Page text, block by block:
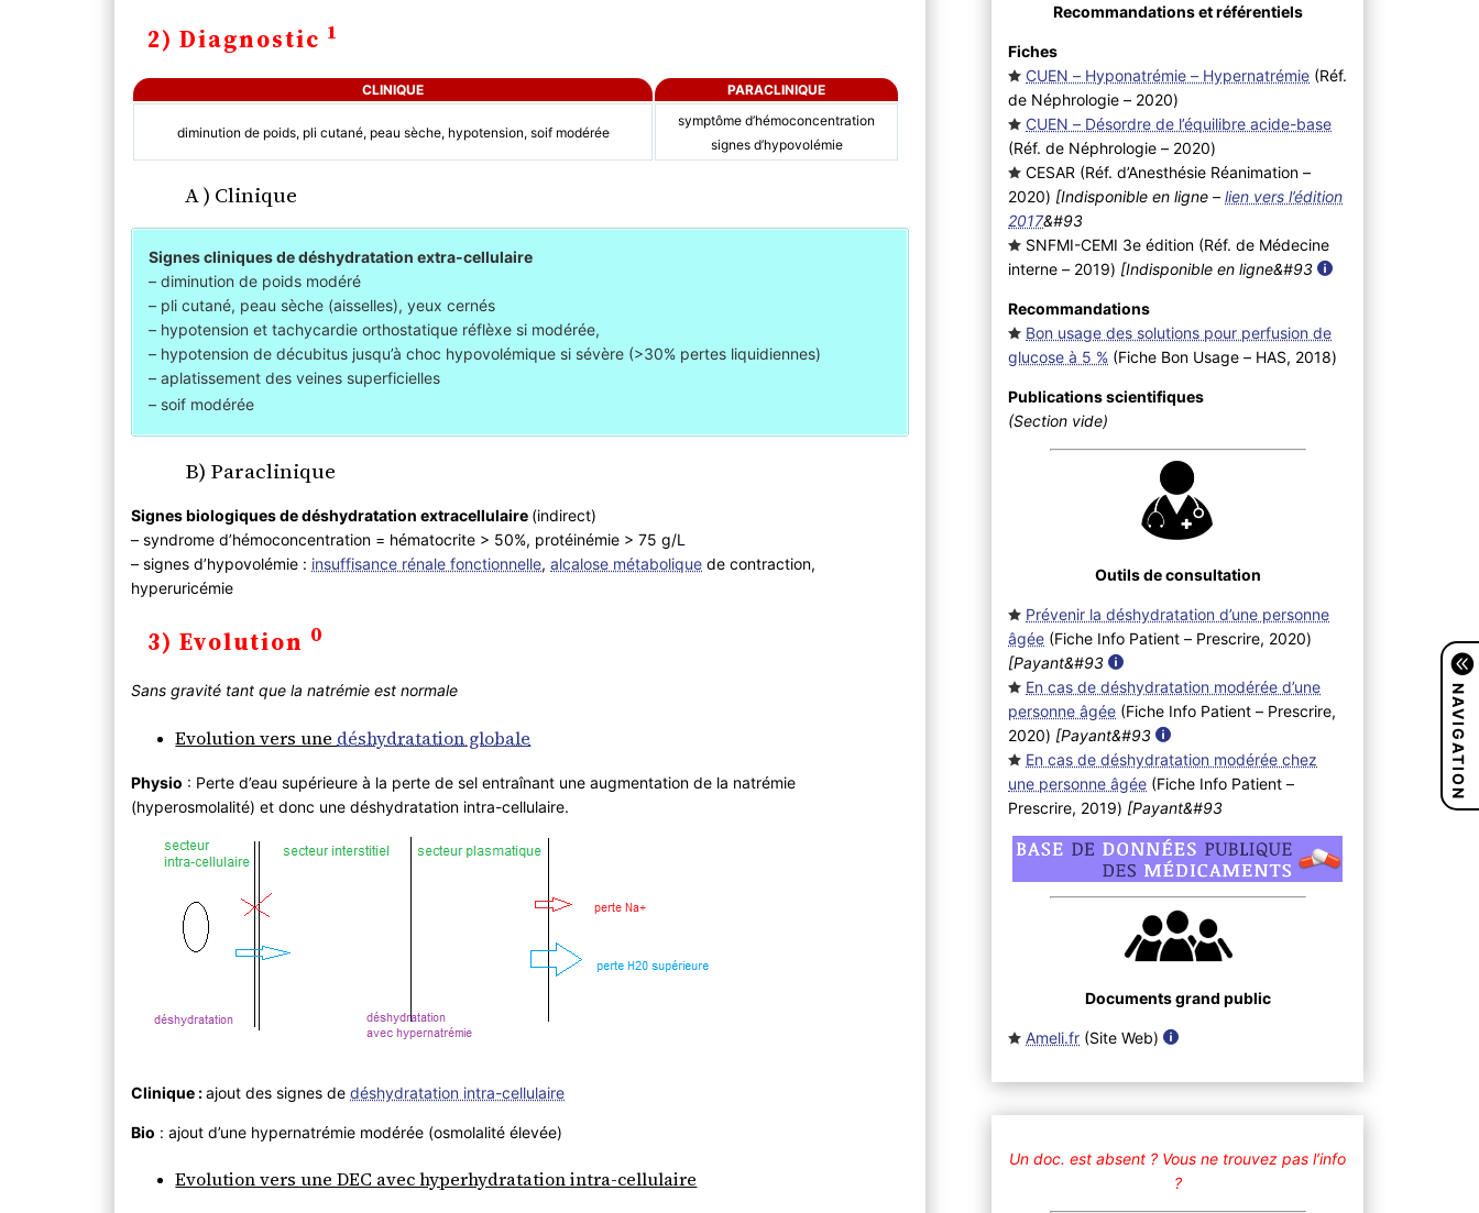
2) Diagnostic 1
CLINIQUE PARACLINIQUE
diminution de poids, pli cutané, peau sèche, hypotension, soif modérée
symptôme d’hémoconcentration
signes d’hypovolémie
A ) Clinique
Signes cliniques de déshydratation extra-cellulaire
– diminution de poids modéré
– pli cutané, peau sèche (aisselles), yeux cernés
– hypotension et tachycardie orthostatique réflèxe si modérée,
– hypotension de décubitus jusqu’à choc hypovolémique si sévère (>30% pertes liquidiennes)
– aplatissement des veines superficielles
– soif modérée
B) Paraclinique
Signes biologiques de déshydratation extracellulaire (indirect)
– syndrome d’hémoconcentration = hématocrite > 50%, protéinémie > 75 g/L
– signes d’hypovolémie : insuffisance rénale fonctionnelle,alcalose métabolique de contraction,
hyperuricémie
3) Evolution 0
Sans gravité tant que la natrémie est normale
Evolution vers une déshydratation globale
Physio : Perte d’eau supérieure à la perte de sel entraînant une augmentation de la natrémie
(hyperosmolalité) et donc une déshydratation intra-cellulaire.
Clinique :ajout des signes dedéshydratation intra-cellulaire
Bio : ajout d’une hypernatrémie modérée (osmolalité élevée)
Evolution vers une DEC avec hyperhydratation intra-cellulaire
Recommandations et référentiels
Fiches
CUEN – Hyponatrémie – Hypernatrémie (Réf.
de Néphrologie – 2020)
CUEN – Désordre de l’équilibre acide-base
(Réf. de Néphrologie – 2020)
CESAR (Réf. d’Anesthésie Réanimation –
2020) [Indisponible en ligne –lien vers l’édition
2017&#93
SNFMI-CEMI 3e édition (Réf. de Médecine
interne – 2019) [Indisponible en ligne&#93
Recommandations
Bon usage des solutions pour perfusion de
glucose à 5 % (Fiche Bon Usage – HAS, 2018)
Publications scientifiques
(Section vide)
Outils de consultation
Prévenir la déshydratation d’une personne
âgée (Fiche Info Patient – Prescrire, 2020)
[Payant&#93
En cas de déshydratation modérée d’une
personne âgée (Fiche Info Patient – Prescrire,
2020) [Payant&#93
En cas de déshydratation modérée chez
une personne âgée (Fiche Info Patient –
Prescrire, 2019) [Payant&#93
Documents grand public
Ameli.fr (Site Web)
Un doc. est absent ? Vous ne trouvez pas l’info
?
NAVIGATION